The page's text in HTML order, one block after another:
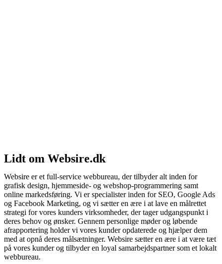
Lidt om Websire.dk
Websire er et full-service webbureau, der tilbyder alt inden for
grafisk design, hjemmeside- og webshop-programmering samt
online markedsføring. Vi er specialister inden for SEO, Google Ads
og Facebook Marketing, og vi sætter en ære i at lave en målrettet
strategi for vores kunders virksomheder, der tager udgangspunkt i
deres behov og ønsker. Gennem personlige møder og løbende
afrapportering holder vi vores kunder opdaterede og hjælper dem
med at opnå deres målsætninger. Websire sætter en ære i at være tæt
på vores kunder og tilbyder en loyal samarbejdspartner som et lokalt
webbureau.